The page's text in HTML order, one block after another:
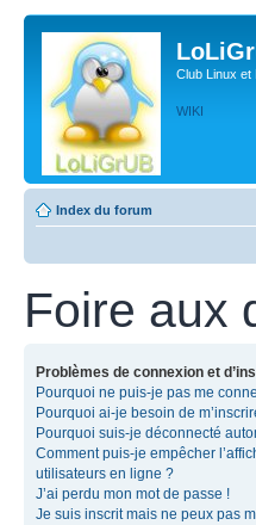
Club Linux et
WIKI
Index du forum
Foire aux
Problèmes de connexion et
Pourquoi ne puis-je pas me
Pourquoi ai-je besoin de
Pourquoi suis-je déconnecté
Comment puis-je empêcher
utilisateurs en ligne ?
J’ai perdu mon mot de passe !
Je suis inscrit mais ne peux pas